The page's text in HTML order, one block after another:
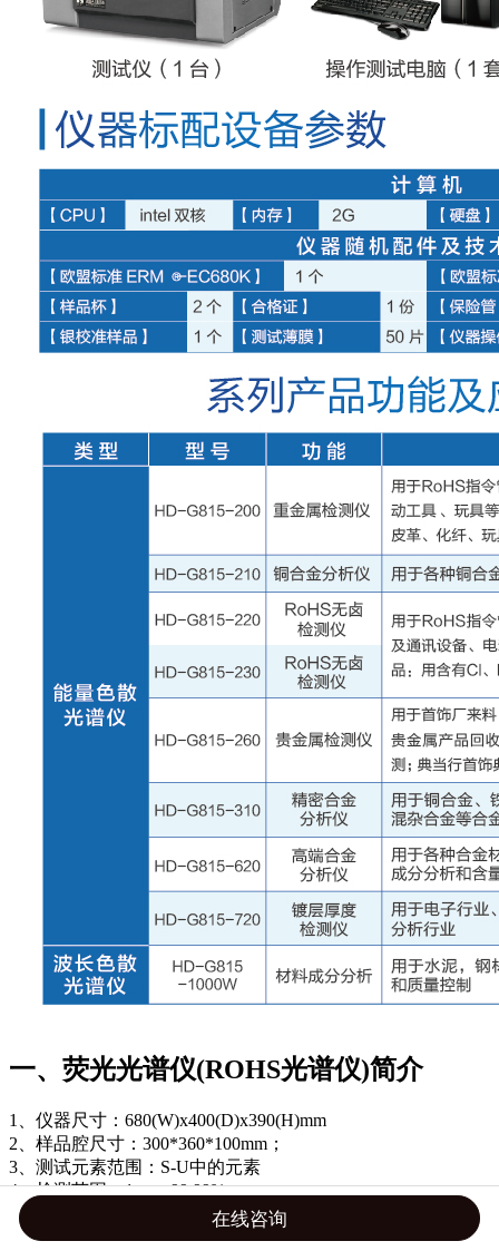
一、荧光光谱仪(ROHS光谱仪)简介
1、仪器尺寸：680(W)x400(D)x390(H)mm
2、样品腔尺寸：300*360*100mm；
3、测试元素范围：S-U中的元素
4、检测范围：1ppm-99.99%
6、测试样品类型：固体、粉末和液体
7、测量时间 ：120-400s ( 系统自动调整 )
在线咨询